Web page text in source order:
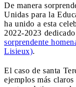
De manera
Unidas para la
ha unido a esta
2022-2023
sorprendente
Lisieux).
El caso de santa
ejemplos más